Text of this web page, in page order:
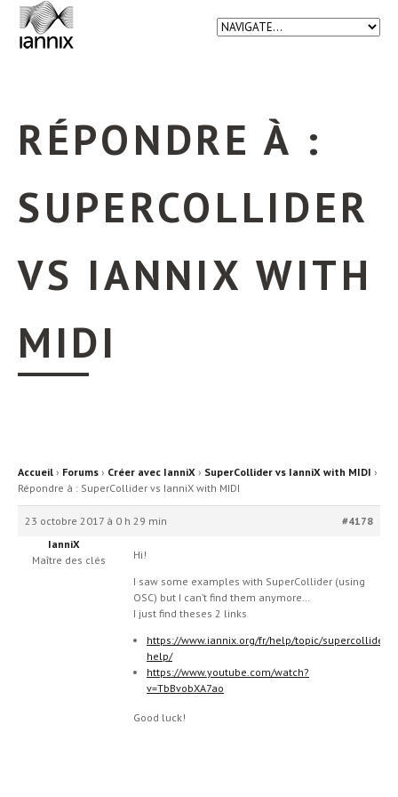
RÉPONDRE À :
SUPERCOLLIDER
VS IANNIX WITH
MIDI
Accueil › Forums › Créer avec IanniX › SuperCollider vs IanniX with MIDI ›
Répondre à : SuperCollider vs IanniX with MIDI
23 octobre 2017 à 0 h 29 min
#4178
IanniX
Maître des clés
Hi!
I saw some examples with SuperCollider (using
OSC) but I can’t find them anymore…
I just find theses 2 links
https://www.iannix.org/fr/help/topic/supercollider-
help/
https://www.youtube.com/watch?
v=TbBvobXA7ao
Good luck!